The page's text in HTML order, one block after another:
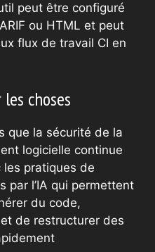
peut être configuré
ou HTML et peut
flux de travail CI en
choses
que la sécurité de la
logicielle continue
les pratiques de
par l’IA qui permettent
du code,
de restructurer des